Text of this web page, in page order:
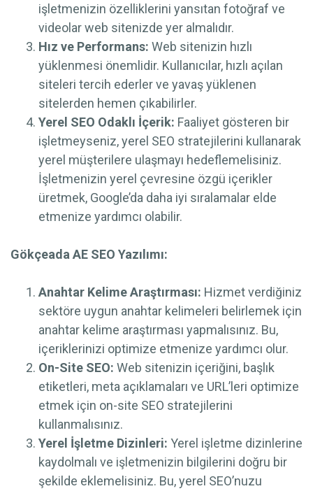
işletmenizin özelliklerini yansıtan fotoğraf ve
videolar web sitenizde yer almalıdır.
Hız ve Performans: Web sitenizin hızlı
yüklenmesi önemlidir. Kullanıcılar, hızlı açılan
siteleri tercih ederler ve yavaş yüklenen
sitelerden hemen çıkabilirler.
Yerel SEO Odaklı İçerik: Faaliyet gösteren bir
işletmeyseniz, yerel SEO stratejilerini kullanarak
yerel müşterilere ulaşmayı hedeflemelisiniz.
İşletmenizin yerel çevresine özgü içerikler
üretmek, Google’da daha iyi sıralamalar elde
etmenize yardımcı olabilir.
Gökçeada AE SEO Yazılımı:
Anahtar Kelime Araştırması: Hizmet verdiğiniz
sektöre uygun anahtar kelimeleri belirlemek için
anahtar kelime araştırması yapmalısınız. Bu,
içeriklerinizi optimize etmenize yardımcı olur.
On-Site SEO: Web sitenizin içeriğini, başlık
etiketleri, meta açıklamaları ve URL’leri optimize
etmek için on-site SEO stratejilerini
kullanmalısınız.
Yerel İşletme Dizinleri: Yerel işletme dizinlerine
kaydolmalı ve işletmenizin bilgilerini doğru bir
şekilde eklemelisiniz. Bu, yerel SEO’nuzu